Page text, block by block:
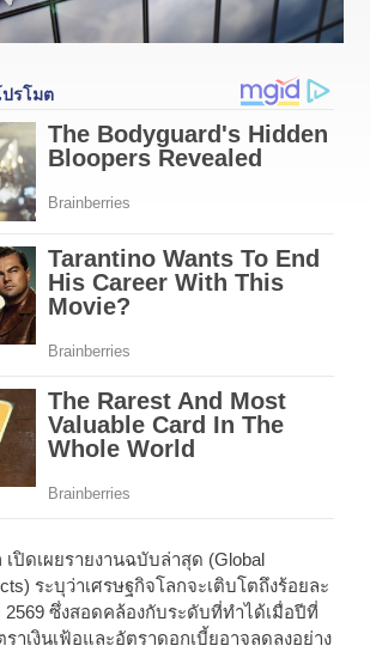
เผยรายงานฉบับล่าสุด (Global
ระบุว่าเศรษฐกิจโลกจะเติบโตถึงร้อยละ
2569 ซึ่งสอดคล้องกับระดับที่ทำได้เมื่อปีที่
าเงินเฟ้อและอัตราดอกเบี้ยอาจลดลงอย่าง